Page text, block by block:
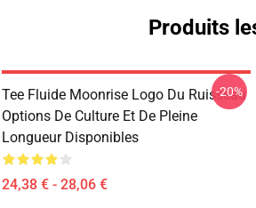
Produits
Tee Fluide Moonrise Logo Du Ruisseau
Options De Culture Et De Pleine
Longueur Disponibles
24,38 € - 28,06 €
-20%